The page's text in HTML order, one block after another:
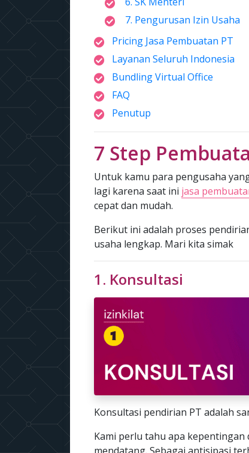
7. Pengurusan Izin Usaha
Pricing Jasa Pembuatan PT
Layanan Seluruh Indonesia
Bundling Virtual Office
FAQ
Penutup
7 Step
Untuk kamu para pengusaha
lagi karena saat ini jasa
cepat dan mudah.
Berikut ini adalah proses
usaha lengkap. Mari kita simak
1. Konsultasi
Konsultasi pendirian PT adalah
Kami perlu tahu apa kepentingan
mendatang. Sebagai antisipasi